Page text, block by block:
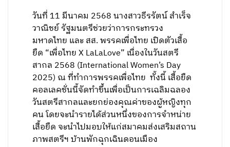
วันที่ 11 มีนาคม 2568 นางสาวธีรรัตน์ สำเร็จ
วาณิชย์ รัฐมนตรีช่วยว่าการกระทรวง
มหาดไทย และ สส. พรรคเพื่อไทย เปิดตัวเสื้อ
ยืด “เพื่อไทย X LaLaLove” เนื่องในวันสตรี
สากล 2568 (International Women’s Day
2025) ณ ที่ทำการพรรคเพื่อไทย ทั้งนี้ เสื้อยืด
คอลเลคชั่นนี้จัดทำขึ้นเพื่อเป็นการเฉลิมฉลอง
วันสตรีสากลและยกย่องคุณค่าของผู้หญิงทุก
คน โดยจะนำรายได้ส่วนหนึ่งของการจำหน่าย
เสื้อยืด จะนำไปมอบให้แก่สมาคมส่งเสริมสถาน
ภาพสตรีฯ บ้านพักฉุกเฉินดอนเมือง